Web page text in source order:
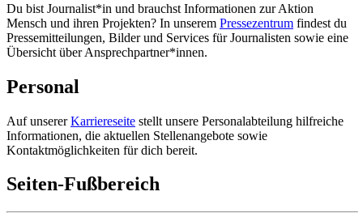
Du bist Journalist*in und brauchst Informationen zur Aktion
Mensch und ihren Projekten? In unserem Pressezentrum findest du
Pressemitteilungen, Bilder und Services für Journalisten sowie eine
Übersicht über Ansprechpartner*innen.
Personal
Auf unsererKarriereseite stellt unsere Personalabteilung hilfreiche
Informationen, die aktuellen Stellenangebote sowie
Kontaktmöglichkeiten für dich bereit.
Seiten-Fußbereich